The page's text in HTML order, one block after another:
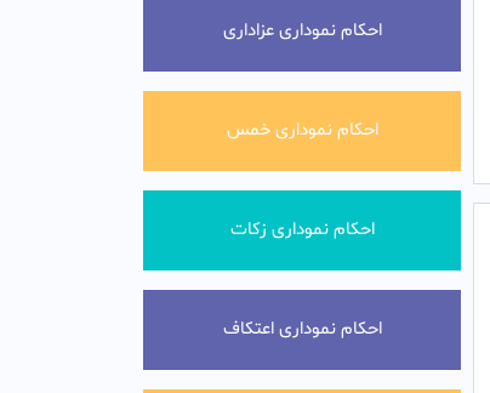
احکام نموداری عزاداری
احکام نموداری خمس
احکام نموداری زکات
احکام نموداری اعتکاف